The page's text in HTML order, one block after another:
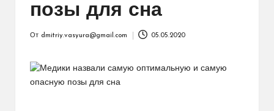
позы для сна
От dmitriy.vasyura@gmail.com 05.05.2020